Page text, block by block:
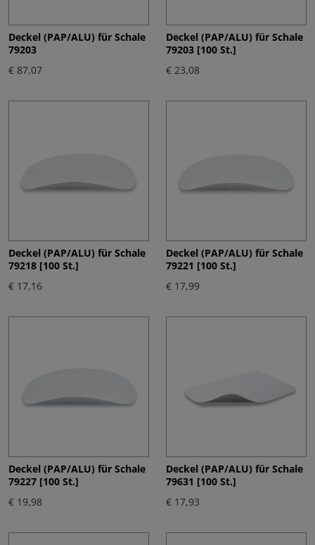
Deckel (PAP/ALU) für Schale
79203
€ 87,07
Deckel (PAP/ALU) für Schale
79203 [100 St.]
€ 23,08
Deckel (PAP/ALU) für Schale
79218 [100 St.]
€ 17,16
Deckel (PAP/ALU) für Schale
79221 [100 St.]
€ 17,99
Deckel (PAP/ALU) für Schale
79227 [100 St.]
€ 19,98
Deckel (PAP/ALU) für Schale
79631 [100 St.]
€ 17,93